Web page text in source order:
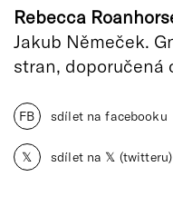
Rebecca
Jakub Němeček.
stran, doporučená
FB sdílet na facebooku
𝕏 sdílet na 𝕏 (twitteru)